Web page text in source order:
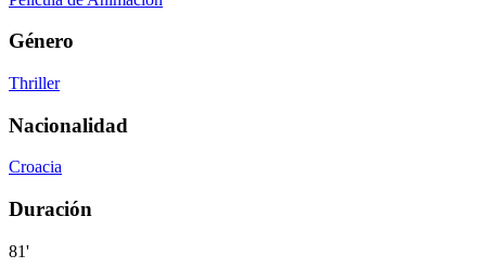
Género
Thriller
Nacionalidad
Croacia
Duración
81'